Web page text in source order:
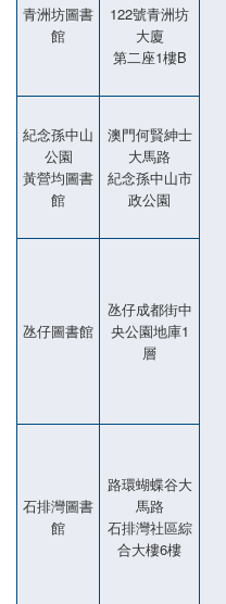
青洲坊圖書
館
122號青洲坊
大廈
第二座1樓B
紀念孫中山
公園
黃營均圖書
館
澳門何賢紳士
大馬路
紀念孫中山市
政公園
氹仔圖書館
氹仔成都街中
央公園地庫1
層
石排灣圖書
館
路環蝴蝶谷大
馬路
石排灣社區綜
合大樓6樓